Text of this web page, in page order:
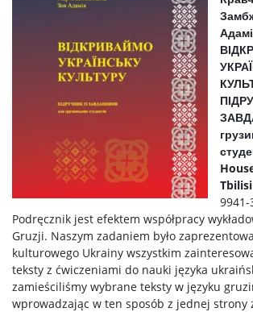
9941-
Podręcznik jest efektem współpracy
Gruzji. ​​Naszym zadaniem było
kulturowego Ukrainy wszystkim
teksty z ćwiczeniami do nauki języka
zamieściliśmy wybrane teksty w języku
wprowadzając w ten sposób z jednej strony